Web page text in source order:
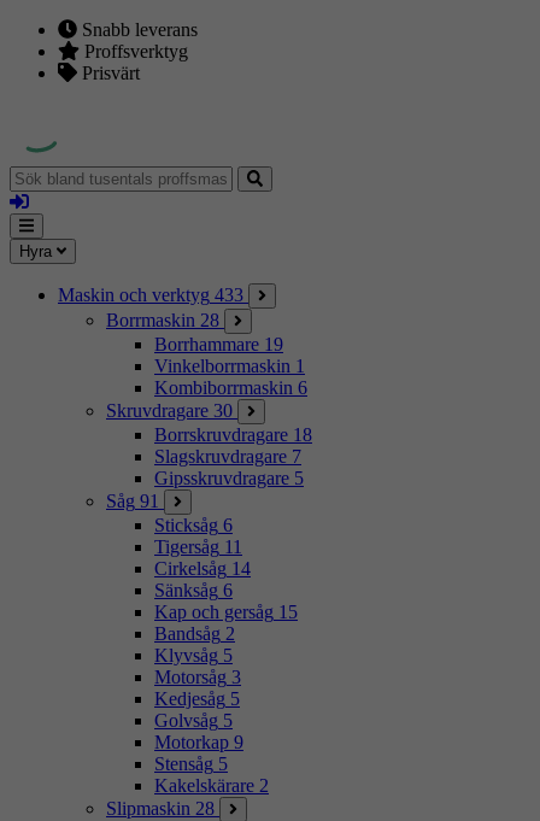
Snabb leverans
Proffsverktyg
Prisvärt
Sök
bland
tusentals
proffsmaskiner
Logga
in
Mina
sidor
Meny
Hyra
Maskin och verktyg 433
Borrmaskin 28
Borrhammare 19
Vinkelborrmaskin 1
Kombiborrmaskin 6
Skruvdragare 30
Borrskruvdragare 18
Slagskruvdragare 7
Gipsskruvdragare 5
Såg 91
Sticksåg 6
Tigersåg 11
Cirkelsåg 14
Sänksåg 6
Kap och gersåg 15
Bandsåg 2
Klyvsåg 5
Motorsåg 3
Kedjesåg 5
Golvsåg 5
Motorkap 9
Stensåg 5
Kakelskärare 2
Slipmaskin 28